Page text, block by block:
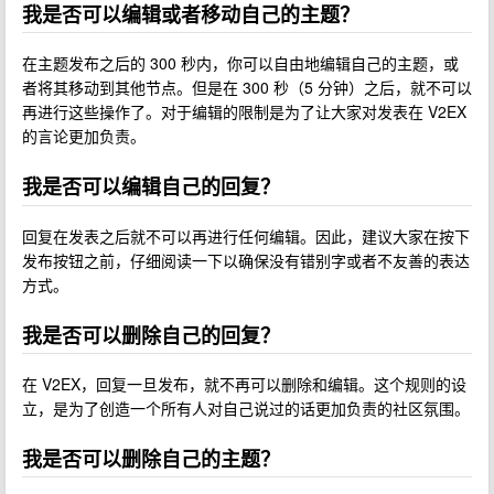
我是否可以编辑或者移动自己的主题？
在主题发布之后的 300 秒内，你可以自由地编辑自己的主题，或
者将其移动到其他节点。但是在 300 秒（5 分钟）之后，就不可以
再进行这些操作了。对于编辑的限制是为了让大家对发表在 V2EX
的言论更加负责。
我是否可以编辑自己的回复？
回复在发表之后就不可以再进行任何编辑。因此，建议大家在按下
发布按钮之前，仔细阅读一下以确保没有错别字或者不友善的表达
方式。
我是否可以删除自己的回复？
在 V2EX，回复一旦发布，就不再可以删除和编辑。这个规则的设
立，是为了创造一个所有人对自己说过的话更加负责的社区氛围。
我是否可以删除自己的主题？